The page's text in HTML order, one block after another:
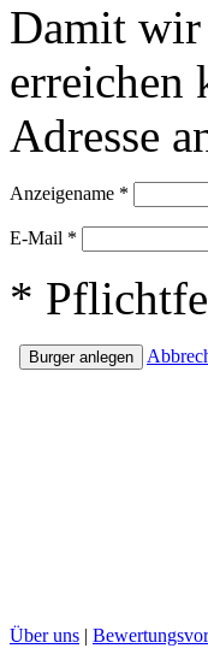
Damit
erreichen
Adresse
Anzeigename *
E-Mail *
*
Über uns |